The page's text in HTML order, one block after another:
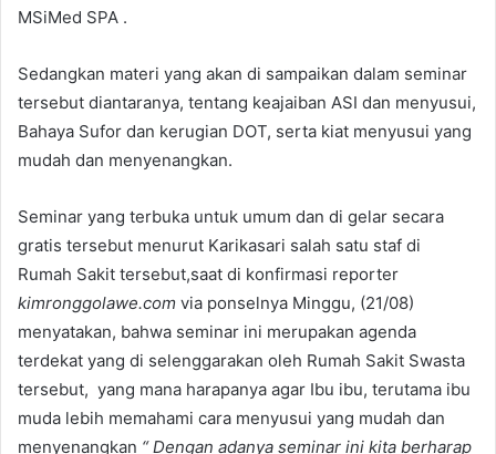
MSiMed SPA .
Sedangkan materi yang akan di sampaikan dalam seminar
tersebut diantaranya, tentang keajaiban ASI dan menyusui,
Bahaya Sufor dan kerugian DOT, serta kiat menyusui yang
mudah dan menyenangkan.
Seminar yang terbuka untuk umum dan di gelar secara
gratis tersebut menurut Karikasari salah satu staf di
Rumah Sakit tersebut,saat di konfirmasi reporter
kimronggolawe.com via ponselnya Minggu, (21/08)
menyatakan, bahwa seminar ini merupakan agenda
terdekat yang di selenggarakan oleh Rumah Sakit Swasta
tersebut, yang mana harapanya agar Ibu ibu, terutama ibu
muda lebih memahami cara menyusui yang mudah dan
menyenangkan “ Dengan adanya seminar ini kita berharap